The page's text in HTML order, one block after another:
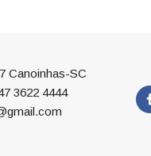
Canoinhas-SC
3622 4444